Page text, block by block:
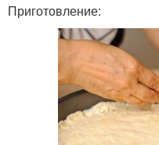
Приготовление: